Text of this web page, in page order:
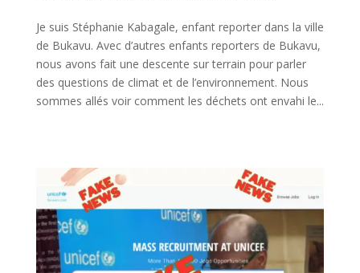
Je suis Stéphanie Kabagale, enfant reporter dans la ville
de Bukavu. Avec d’autres enfants reporters de Bukavu,
nous avons fait une descente sur terrain pour parler
des questions de climat et de l’environnement. Nous
sommes allés voir comment les déchets ont envahi le...